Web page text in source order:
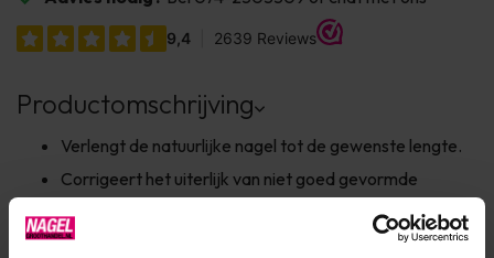
Productomschrijving
Verlengt de natuurlijke nagel tot de gewenste lengte.
Corrigeert het uiterlijk van niet goed gevormde
nagels.
Transparant